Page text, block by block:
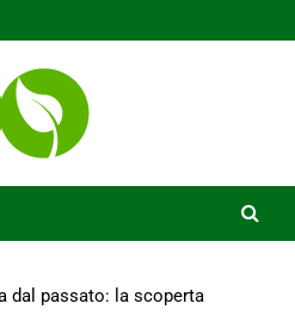
dal passato: la scoperta